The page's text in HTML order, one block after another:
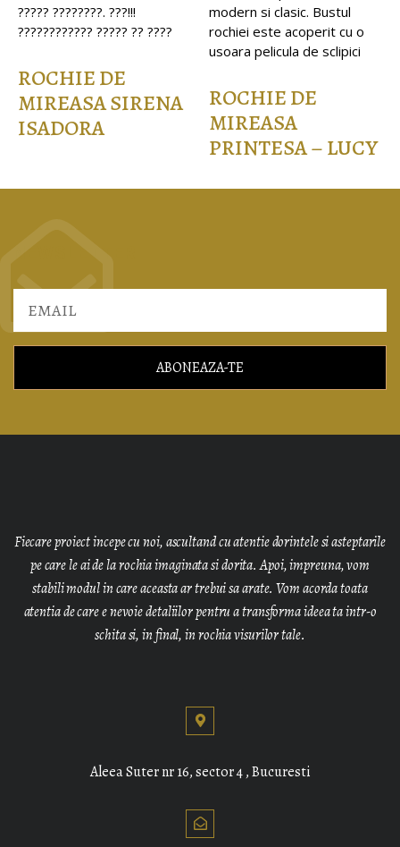
ROCHIE DE
MIREASA SIRENA
ISADORA
ROCHIE DE
MIREASA
PRINTESA – LUCY
ABONEAZA-TE
Fiecare proiect incepe cu noi, ascultand cu atentie dorintele si asteptarile
pe care le ai de la rochia imaginata si dorita. Apoi, impreuna, vom
stabili modul in care aceasta ar trebui sa arate. Vom acorda toata
atentia de care e nevoie detaliilor pentru a transforma ideea ta intr-o
schita si, in final, in rochia visurilor tale.
Aleea Suter nr 16, sector 4 , Bucuresti